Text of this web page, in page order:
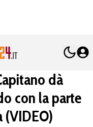
dà
con la parte
(VIDEO)